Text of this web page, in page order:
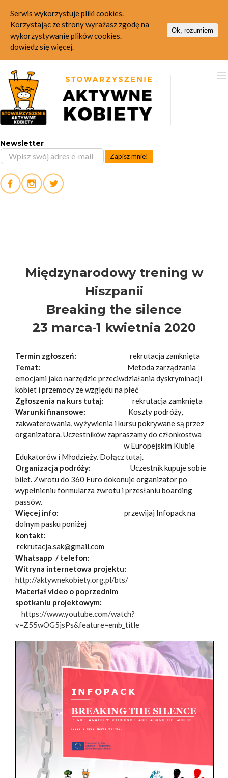
content
Newsletter
Międzynarodowy trening w
Hiszpanii
Breaking the silence
23 marca-1 kwietnia 2020
Termin zgłoszeń: rekrutacja zamknięta
Temat: Metoda zarządzania
emocjami jako narzędzie przeciwdziałania dyskryminacji
kobiet i przemocy ze względu na płeć
Zgłoszenia na kurs tutaj:
rekrutacja zamknięta
Warunki finansowe: Koszty podróży,
zakwaterowania, wyżywienia i kursu pokrywane są przez
organizatora. Uczestników zapraszamy do członkostwa
w Europejskim Klubie
Edukatorów i Młodzieży. Dołącz tutaj.
Organizacja podróży: Uczestnik kupuje sobie
bilet. Zwrotu do 360 Euro dokonuje organizator po
wypełnieniu formularza zwrotu i przesłaniu boarding
passów.
Więcej info: przewijaj Infopack na
dolnym pasku poniżej
kontakt:
rekrutacja.sak@gmail.com
Whatsapp / telefon:
Witryna internetowa projektu:
http://aktywnekobiety.org.pl/bts/
Materiał video o poprzednim
spotkaniu projektowym:
https://www.youtube.com/watch?
v=Z55wOG5jsPs&feature=emb_title
Serwis wykorzystuje pliki cookies.
Korzystając ze strony wyrażasz zgodę na
wykorzystywanie plików cookies.
dowiedz się więcej.
Ok, rozumiem